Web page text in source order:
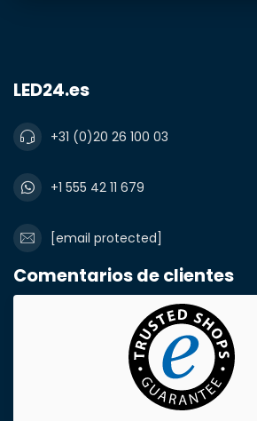
LED24.es
+31 (0)20 26 100 03
+1 555 42 11 679
[email protected]
Comentarios de clientes